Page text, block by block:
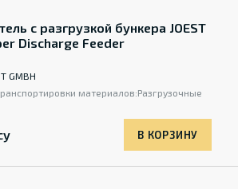
с разгрузкой бункера JOEST
Discharge Feeder
GMBH
материалов:Разгрузочные
В КОРЗИНУ